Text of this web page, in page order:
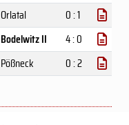
Orlatal
0 : 1
Bodelwitz II
4 : 0
Pößneck 0 : 2